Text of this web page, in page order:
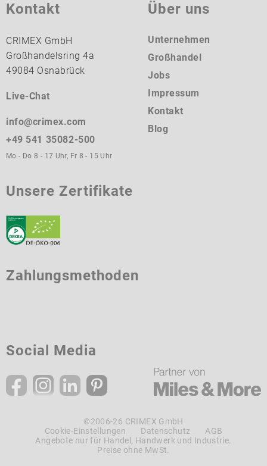
Kontakt
CRIMEX GmbH
Großhandelsring 4a
49084 Osnabrück
Live-Chat
info@crimex.com
+49 541 35082-500
Mo - Do 8 - 17 Uhr, Fr 8 - 15 Uhr
Über uns
Unternehmen
Großhandel
Jobs
Impressum
Kontakt
Blog
Unsere Zertifikate
Zahlungsmethoden
Social Media
©2006-26 CRIMEX GmbH
Angebote nur für Handel, Handwerk und Industrie.
Preise ohne MwSt.
Cookie-Einstellungen Datenschutz AGB